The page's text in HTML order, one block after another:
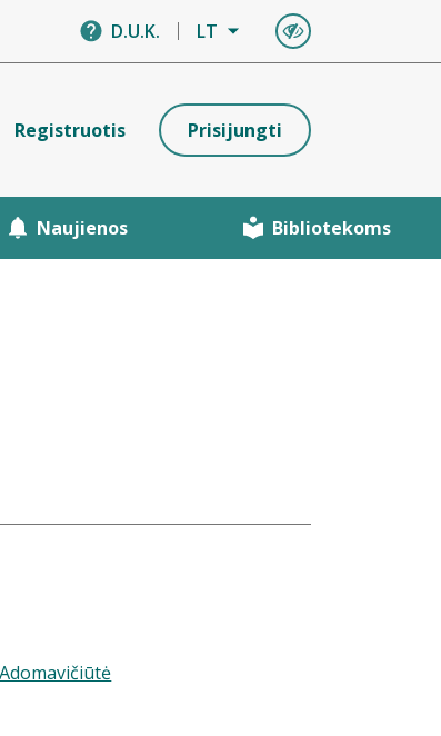
D.U.K. LT
Registruotis Prisijungti
Naujienos Bibliotekoms